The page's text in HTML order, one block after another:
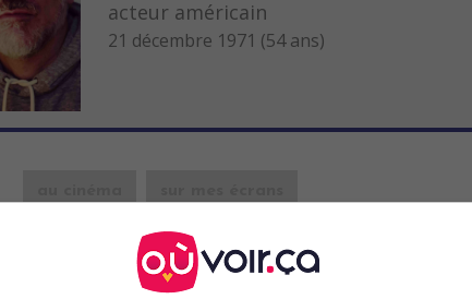
acteur américain
21 décembre 1971 (54 ans)
É.-U. 2001. Drame social